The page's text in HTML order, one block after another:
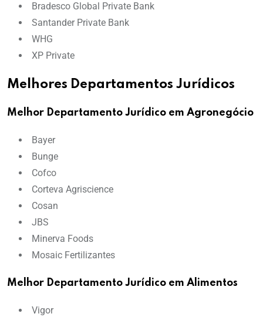
Bradesco Global Private Bank
Santander Private Bank
WHG
XP Private
Melhores Departamentos Jurídicos
Melhor Departamento Jurídico em Agronegócio
Bayer
Bunge
Cofco
Corteva Agriscience
Cosan
JBS
Minerva Foods
Mosaic Fertilizantes
Melhor Departamento Jurídico em Alimentos
Vigor